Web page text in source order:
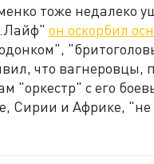
тоже недалеко
он оскорбил
что
"оркестр" с его
Сирии и Африке,